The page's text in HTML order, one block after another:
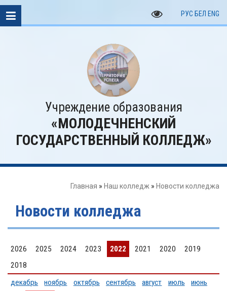
РУС БЕЛ ENG
Учреждение образования
«МОЛОДЕЧНЕНСКИЙ
ГОСУДАРСТВЕННЫЙ КОЛЛЕДЖ»
Главная » Наш колледж » Новости колледжа
Новости колледжа
2026 2025 2024 2023 2022 2021 2020
2019
2018
декабрь
ноябрь октябрь сентябрь август июль
июнь